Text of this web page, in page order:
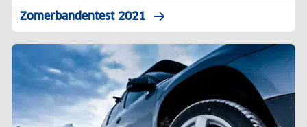
Zomerbandentest 2021